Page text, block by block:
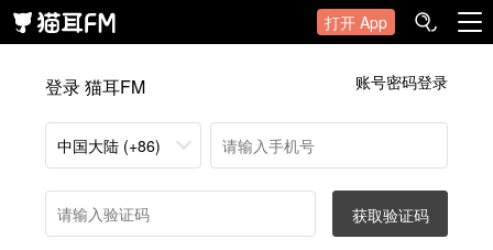
打开 App
登录 猫耳FM 账号密码登录
中国大陆 (+86)
获取验证码